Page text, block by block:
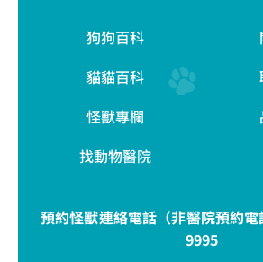
狗狗百科
貓貓百科
怪獸專欄
找動物醫院
預約怪獸連絡電話（非醫院預約電
9995